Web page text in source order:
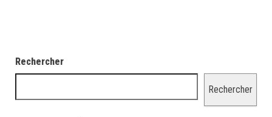
Rechercher
Rechercher